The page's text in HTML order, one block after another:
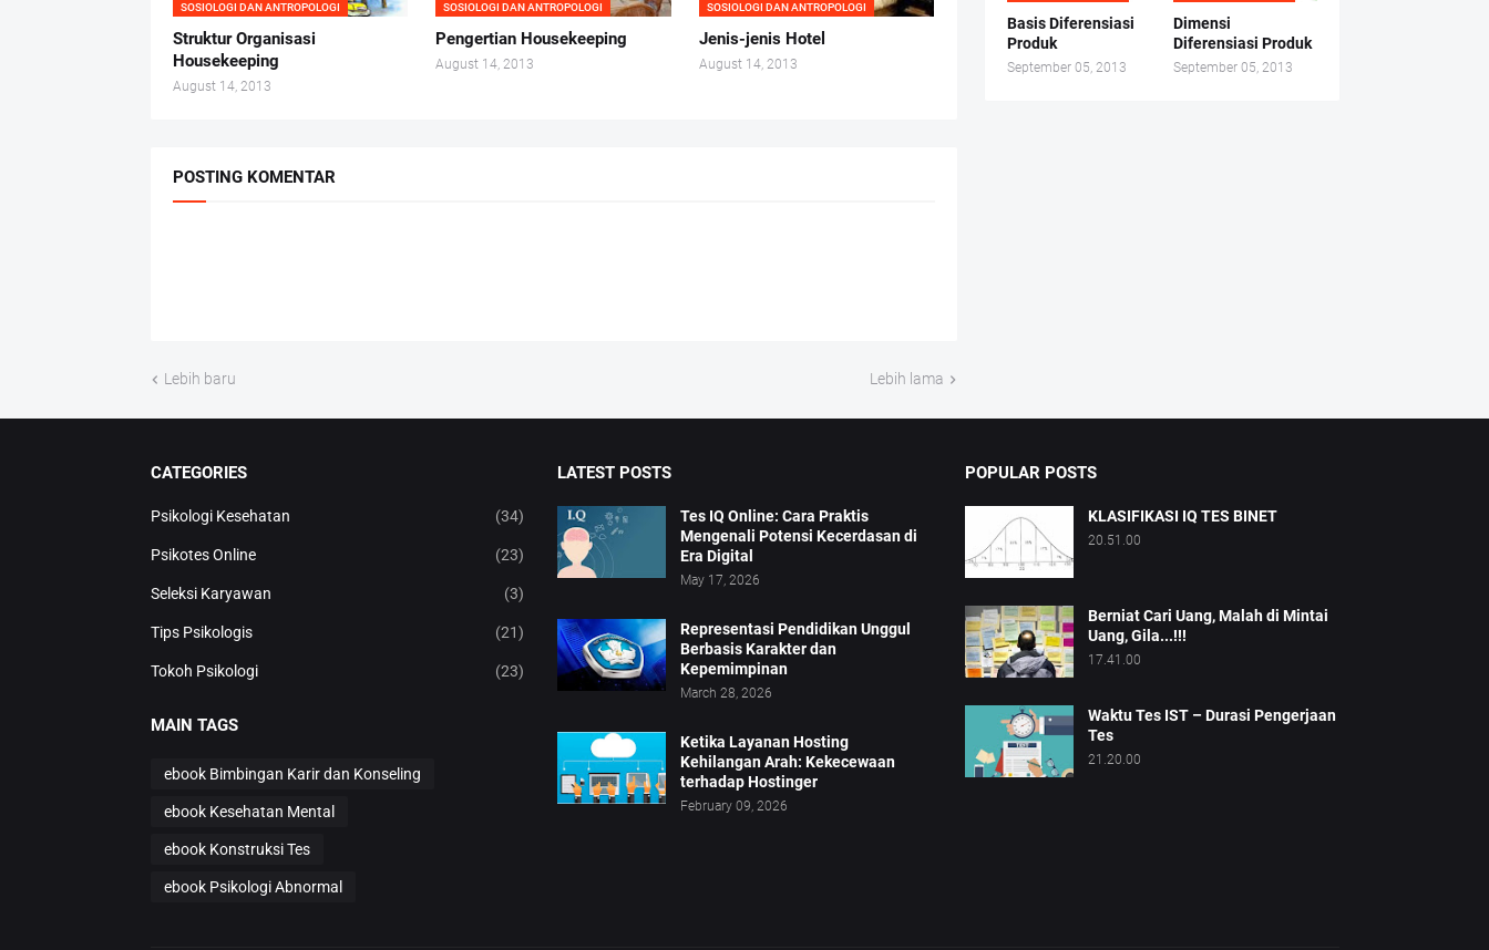
SOSIOLOGI DAN ANTROPOLOGI
Struktur Organisasi
Housekeeping
August 14, 2013
SOSIOLOGI DAN ANTROPOLOGI
Pengertian Housekeeping
August 14, 2013
SOSIOLOGI DAN ANTROPOLOGI
Jenis-jenis Hotel
August 14, 2013
POSTING KOMENTAR
Lebih baru Lebih lama
Basis Diferensiasi
Produk
September 05, 2013
Dimensi
Diferensiasi Produk
September 05, 2013
CATEGORIES
Psikologi Kesehatan (34)
Psikotes Online (23)
Seleksi Karyawan (3)
Tips Psikologis (21)
Tokoh Psikologi (23)
MAIN TAGS
ebook Bimbingan Karir dan Konseling
ebook Kesehatan Mental
ebook Konstruksi Tes
ebook Psikologi Abnormal
LATEST POSTS
Tes IQ Online: Cara Praktis
Mengenali Potensi Kecerdasan di
Era Digital
May 17, 2026
Representasi Pendidikan Unggul
Berbasis Karakter dan
Kepemimpinan
March 28, 2026
Ketika Layanan Hosting
Kehilangan Arah: Kekecewaan
terhadap Hostinger
February 09, 2026
POPULAR POSTS
KLASIFIKASI IQ TES BINET
20.51.00
Berniat Cari Uang, Malah di Mintai
Uang, Gila...!!!
17.41.00
Waktu Tes IST – Durasi Pengerjaan
Tes
21.20.00